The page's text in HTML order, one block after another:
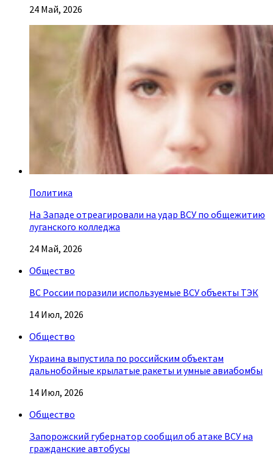
24 Май, 2026
Политика
На Западе отреагировали на удар ВСУ по общежитию
луганского колледжа
24 Май, 2026
Общество
ВС России поразили используемые ВСУ объекты ТЭК
14 Июл, 2026
Общество
Украина выпустила по российским объектам
дальнобойные крылатые ракеты и умные авиабомбы
14 Июл, 2026
Общество
Запорожский губернатор сообщил об атаке ВСУ на
гражданские автобусы